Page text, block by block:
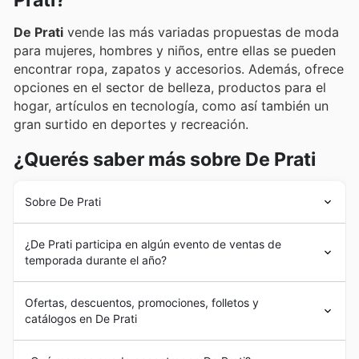
De Prati vende las más variadas propuestas de moda
para mujeres, hombres y niños, entre ellas se pueden
encontrar ropa, zapatos y accesorios. Además, ofrece
opciones en el sector de belleza, productos para el
hogar, artículos en tecnología, como así también un
gran surtido en deportes y recreación.
¿Querés saber más sobre De Prati
Sobre De Prati
20 cuandoMario De Pratiy Doménica Cavanna llegaron
a Cuenca desde Italia con intenciones de nuevos
desafíos. Fue en 1940, en Guayaquil, que abrieron su
propio almacén de venta de tejidos importados, con el
nombre deMario De Prati
Tiempo después, además de inaugurar nuevas
¿De Prati participa en algún evento de ventas de
temporada durante el año?
promociones y ventas especiales en Ecuador
largo del año. Para aprovechar al máximo las
semanales y descuentosde De Prati, le
recomendamos explorar nuestros folletos y catálogos
Ofertas, descuentos, promociones, folletos y
catálogos en De Prati